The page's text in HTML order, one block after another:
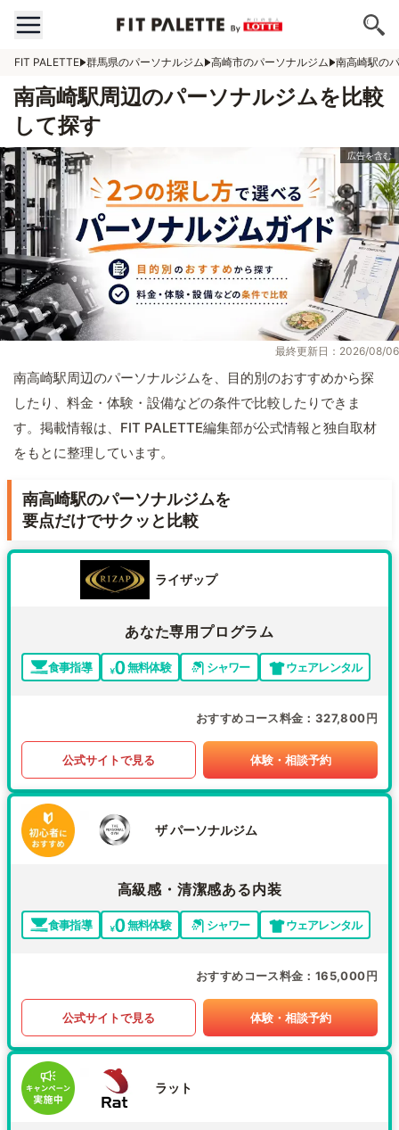
FIT PALETTE 群馬県のパーソナルジム 高崎市のパーソナルジム 南高崎駅の
南高崎駅周辺のパーソナルジムを比較
して探す
最終更新日：2026/08/06
南高崎駅周辺のパーソナルジムを、目的別のおすすめから探
したり、料金・体験・設備などの条件で比較したりできま
す。掲載情報は、FIT PALETTE編集部が公式情報と独自取材
をもとに整理しています。
南高崎駅のパーソナルジムを
要点だけでサクッと比較
ライザップ
あなた専用プログラム
食事指導 無料体験 シャワー ウェアレンタル
おすすめコース料金 327,800円
公式サイトで見る 体験・相談予約
ザ パーソナルジム
高級感・清潔感ある内装
食事指導 無料体験 シャワー ウェアレンタル
おすすめコース料金 165,000円
公式サイトで見る 体験・相談予約
ラット